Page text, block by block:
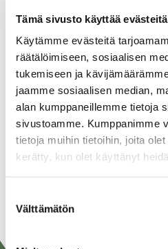
Tämä sivusto käyttää evästeitä
Käytämme evästeitä
räätälöimiseen, sosiaalisen
tukemiseen ja
jaamme sosiaalisen median,
alan kumppaneillemme tietoja
sivustoamme. Kumppanimme
tietoja muihin tietoihin, joita
kerätty, kun olet käyttänyt
valinta
Välttämätön
Jaa tapahtuma:
Facebook
Twitter
Linkedin